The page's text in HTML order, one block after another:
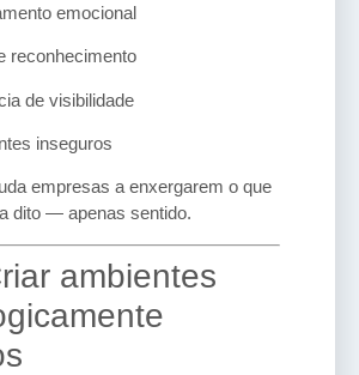
emocional
reconhecimento
de visibilidade
inseguros
empresas a enxergarem o que
dito — apenas sentido.
ambientes